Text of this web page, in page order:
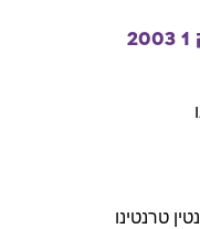
2003
טרנטינו